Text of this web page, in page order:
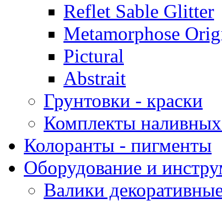
Reflet Sable Glitter
Metamorphose
Pictural
Abstrait
Грунтовки - краски
Комплекты
Колоранты - пигменты
Оборудование и
Валики